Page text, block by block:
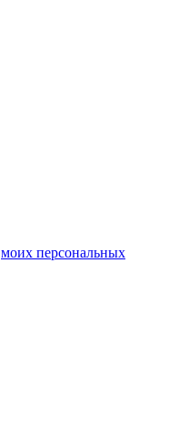
моих персональных